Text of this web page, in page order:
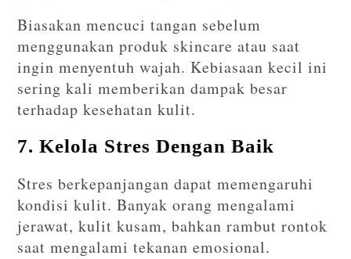
Biasakan mencuci tangan sebelum
menggunakan produk skincare atau saat
ingin menyentuh wajah. Kebiasaan kecil ini
sering kali memberikan dampak besar
terhadap kesehatan kulit.
7. Kelola Stres Dengan Baik
Stres berkepanjangan dapat memengaruhi
kondisi kulit. Banyak orang mengalami
jerawat, kulit kusam, bahkan rambut rontok
saat mengalami tekanan emosional.